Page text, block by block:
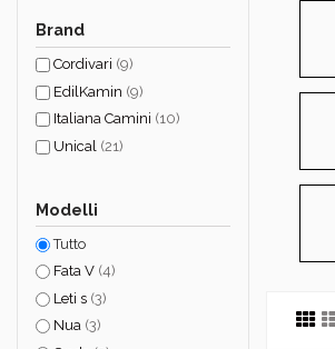
Brand
Cordivari (9)
EdilKamin (9)
Italiana Camini (10)
Unical (21)
Modelli
Tutto
Fata V (4)
Leti s (3)
Nua (3)